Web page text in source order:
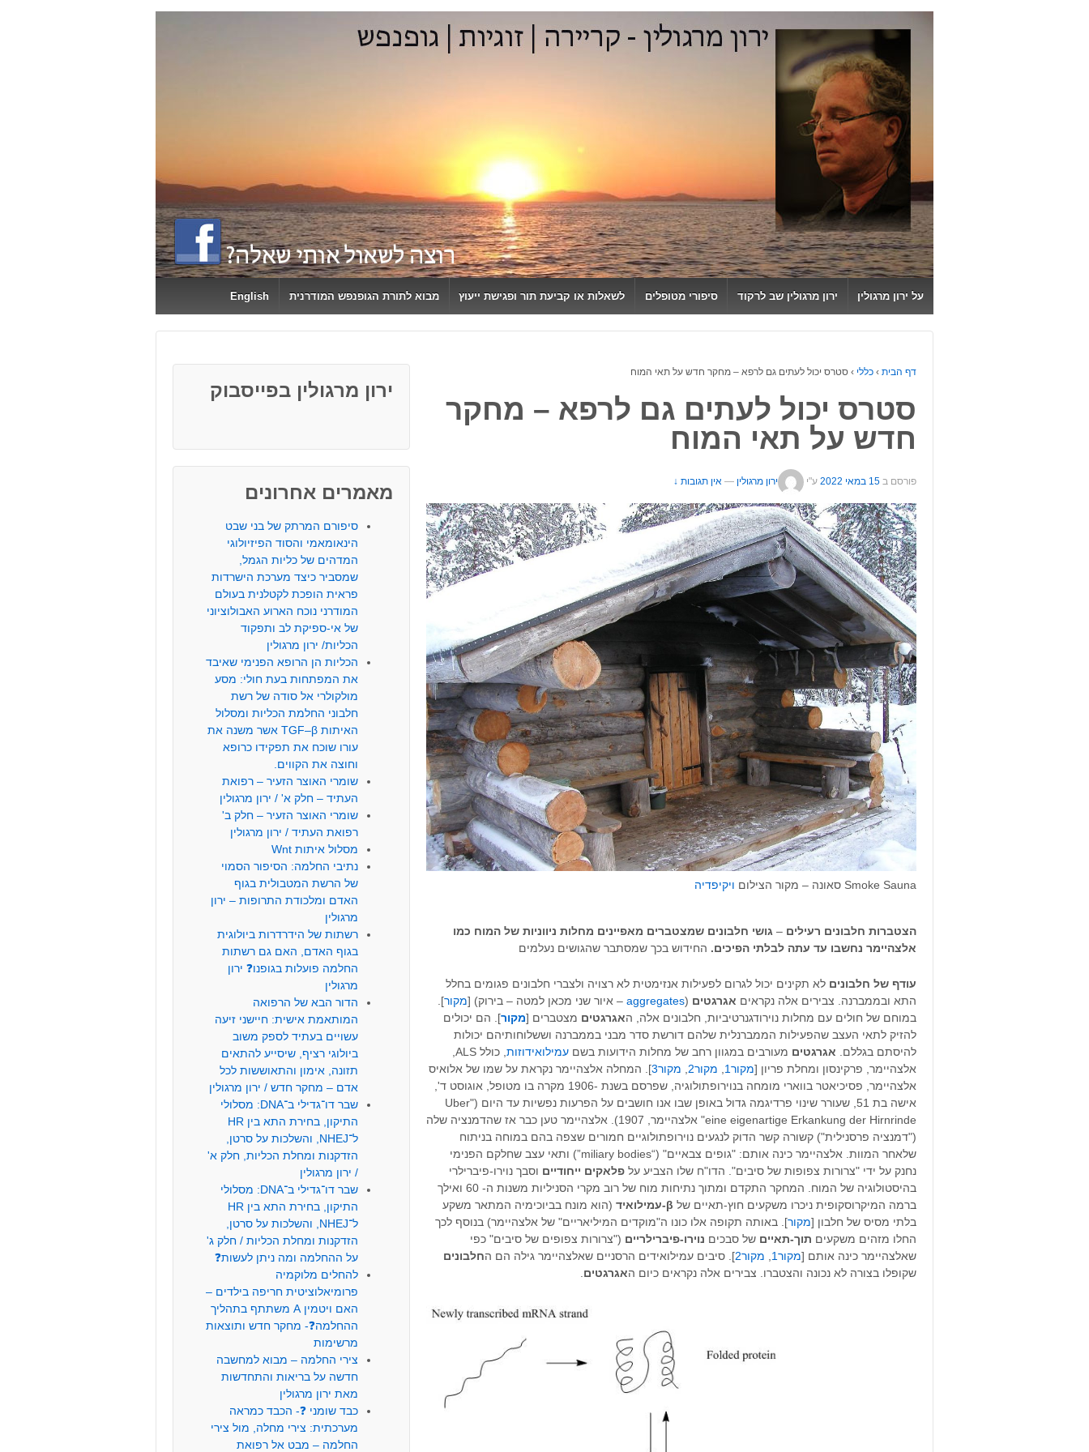
CONTENT
על ירון מרגולין ירון מרגולין שב לרקוד סיפורי מטופלים לשאלות או קביעת תור ופגישת ייעוץ מבוא לתורת הגופנפש המודרנית English
דף הבית › כללי › סטרס יכול לעתים גם לרפא – מחקר חדש על תאי המוח
סטרס יכול לעתים גם לרפא – מחקר
חדש על תאי המוח
פורסם ב 15 במאי 2022 ע"י ירון מרגולין — אין תגובות ↓
Smoke Sauna סאונה – מקור הצילום ויקיפדיה
הצטברות חלבונים רעילים – גושי חלבונים שמצטברים מאפיינים מחלות ניווניות של המוח כמו
אלצהיימר נחשבו עד עתה לבלתי הפיכים. החידוש בכך שמסתבר שהגושים נעלמים
עודף של חלבונים לא תקינים יכול לגרום לפעילות אנזימטית לא רצויה ולצברי חלבונים פגומים בחלל
התא ובממברנה. צבירים אלה נקראים אגרגטים (
aggregates – איור שני מכאן למטה – בירוק) [מקור].
במוחם של חולים עם מחלות נוירודגנרטיביות, חלבונים אלה, האגרגטים מצטברים [מקור]. הם יכולים
להזיק לתאי העצב שהפעילות הממברנלית שלהם דורשת סדר מבני בממברנה וששלוחותיהם יכולות
להיסתם בגללם. אגרגטים מעורבים במגוון רחב של מחלות הידועות בשם עמילואידוזות
אלצהיימר, פרקינסון ומחלת פריון [מקור1 מקור2 מקור3 ]. המחלה אלצהיימר נקראת על שמו של אלואיס
אלצהיימר, פסיכיאטר בווארי מומחה בנוירופתולוגיה, שפרסם בשנת -1906 מקרה בו מטופל, אוגוסט ד',
אישה בת 51, שעורר שינוי פרדיגמה גדול באופן שבו אנו חושבים על הפרעות נפשיות עד היום ("Uber
eine eigenartige Erkankung der Hirnrinde" אלצהיימר, 1907). אלצהיימר טען כבר אז שהדמנציה שלה
("דמנציה פרסנילית") קשורה קשר הדוק לנגעים נוירופתולוגיים חמורים שצפה בהם במוחה בניתוח
שלאחר המוות. אלצהיימר כינה אותם: "גופים צבאיים" (“miliary bodies”) ותאי עצב שחלקם הפנימי
נחנק על ידי "צרורות צפופות של סיבים". הדו"ח שלו הצביע על פלאקים ייחודיים וסבך נוירו-פיברילרי
בהיסטולוגיה של המוח. המחקר התקדם ומתוך נתיחות מוח של רוב מקרי הסניליות משנות ה- 60 ואילך
ברמה המיקרוסקופית ניכרו משקעים חוץ-תאיים של β-עמילואיד
(הוא מונח בביוכימיה המתאר משקע
בלתי מסיס של חלבון [מקור]. באותה תקופה אלו כונו ה"מוקדים המיליאריים" של אלצהיימר) בנוסף לכך
החלו מזהים משקעים תוך-תאיים של סבכים נוירו-פיברילריים ("צרורות צפופים של סיבים" כפי
שאלצהיימר כינה אותם [מקור1 מקור2 ]. סיבים עמילואידים הרסניים שאלצהיימר גילה הם החלבונים
שקופלו בצורה לא נכונה והצטברו. צבירים אלה נקראים כיום האגרגטים
ירון מרגולין בפייסבוק
מאמרים אחרונים
סיפורם המרתק של בני שבט
הינאומאמי והסוד הפיזיולוגי
המדהים של כליות הגמל,
שמסביר כיצד מערכת הישרדות
פראית הופכת לקטלנית בעולם
המודרני נוכח הארוע האבולוציוני
של אי-ספיקת לב ותפקוד
הכליות/ ירון מרגולין
הכליות הן הרופא הפנימי שאיבד
את המפתחות בעת חולי: מסע
מולקולרי אל סודה של רשת
חלבוני החלמת הכליות ומסלול
האיתות TGF–β אשר משנה את
עורו שוכח את תפקידו כרופא
וחוצה את הקווים.
שומרי האוצר הזעיר – רפואת
העתיד – חלק א' / ירון מרגולין
שומרי האוצר הזעיר – חלק ב'
רפואת העתיד / ירון מרגולין
מסלול איתות Wnt
נתיבי החלמה: הסיפור הסמוי
של הרשת המטבולית בגוף
האדם ומלכודת התרופות – ירון
מרגולין
רשתות של הידרדרות ביולוגית
בגוף האדם, האם גם רשתות
החלמה פועלות בגופנו❓ ירון
מרגולין
הדור הבא של הרפואה
המותאמת אישית: חיישני זיעה
עשויים בעתיד לספק משוב
ביולוגי רציף, שיסייע להתאים
תזונה, אימון והתאוששות לכל
אדם – מחקר חדש / ירון מרגולין
שבר דו־גדילי ב־DNA: מסלולי
התיקון, בחירת התא בין HR
ל־NHEJ, והשלכות על סרטן,
הזדקנות ומחלת הכליות, חלק א'
/ ירון מרגולין
שבר דו־גדילי ב־DNA: מסלולי
התיקון, בחירת התא בין HR
ל־NHEJ, והשלכות על סרטן,
הזדקנות ומחלת הכליות / חלק ג'
על ההחלמה ומה ניתן לעשות❓
להחלים מלוקמיה
פרומיאלוציטית חריפה בילדים –
האם ויטמין A משתתף בתהליך
ההחלמה❓- מחקר חדש ותוצאות
מרשימות
צירי החלמה – מבוא למחשבה
חדשה על בריאות והתחדשות
מאת ירון מרגולין
כבד שומני ❓- הכבד כמראה
מערכתית: צירי מחלה, מול צירי
החלמה – מבט אל רפואת